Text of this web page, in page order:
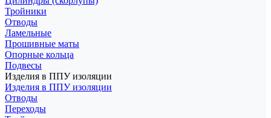
Тройники
Отводы
Ламельные
Прошивные маты
Опорные кольца
Подвесы
Изделия в ППУ изоляции
Изделия в ППУ изоляции
Отводы
Переходы